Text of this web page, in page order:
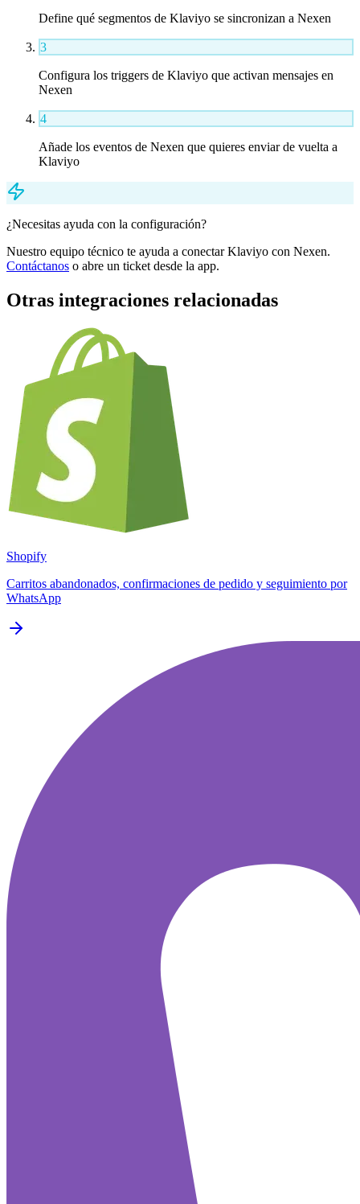
Define qué segmentos de Klaviyo se sincronizan a Nexen
3
Configura los triggers de Klaviyo que activan mensajes en
Nexen
4
Añade los eventos de Nexen que quieres enviar de vuelta a
Klaviyo
¿Necesitas ayuda con la configuración?
Nuestro equipo técnico te ayuda a conectarKlaviyo con Nexen.
Contáctanos o abre un ticket desde la app.
Otras integraciones relacionadas
Shopify
Carritos abandonados, confirmaciones de pedido y seguimiento por
WhatsApp